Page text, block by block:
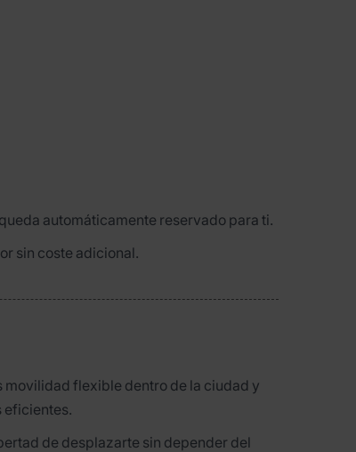
queda automáticamente reservado para ti.
sin coste adicional.
movilidad flexible dentro de la ciudad y
eficientes.
de desplazarte sin depender del